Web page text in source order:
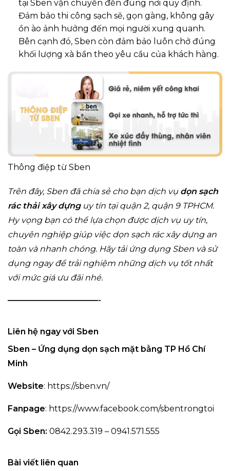
tại Sben vận chuyển đến đúng nơi quy định.
Đảm bảo thi công sạch sẽ, gọn gàng, không gây
ồn ào ảnh hưởng đến mọi người xung quanh.
Bên cạnh đó, Sben còn đảm bảo luôn chở đúng
khối lượng xà bần theo yêu cầu của khách hàng.
Thông điệp từ Sben
Trên đây, Sben đã chia sẻ cho bạn dịch vụ dọn sạch
rác thải xây dựnguy tín tại quận 2, quận 9 TPHCM.
Hy vọng bạn có thể lựa chọn được dịch vụ uy tín,
chuyên nghiệp giúp việc dọn sạch rác xây dựng an
toàn và nhanh chóng. Hãy tải ứng dụng Sben và sử
dụng ngay để trải nghiệm những dịch vụ tốt nhất
với mức giá ưu đãi nhé.
———————————-
Liên hệ ngay với Sben
Sben – Ứng dụng dọn sạch mặt bằng TP Hồ Chí
Minh
Website: https://sben.vn/
Fanpage: https://www.facebook.com/sbentrongtoi
Gọi Sben: 0842.293.319 – 0941.571.555
Bài viết liên quan